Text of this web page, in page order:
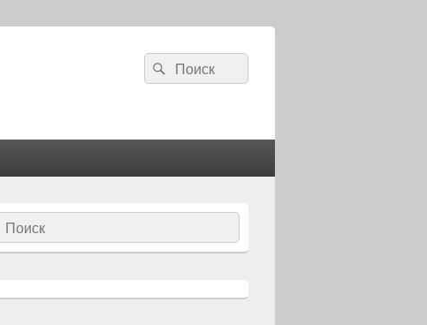
Search
for:
Search
Search